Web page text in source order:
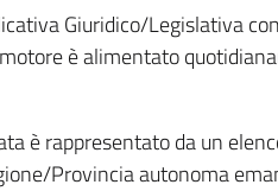
Giuridico/Legislativa
è alimentato
è rappresentato da un
Provincia autonoma